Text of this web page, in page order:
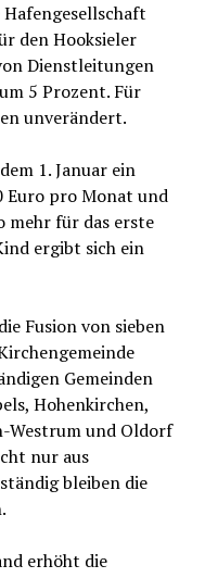
den Hooksieler
Dienstleitungen
5 Prozent. Für
unverändert.
1. Januar ein
Euro pro Monat und
mehr für das erste
ergibt sich ein
Fusion von sieben
Gemeinden
Hohenkirchen,
Westrum und Oldorf
nur aus
bleiben die
erhöht die